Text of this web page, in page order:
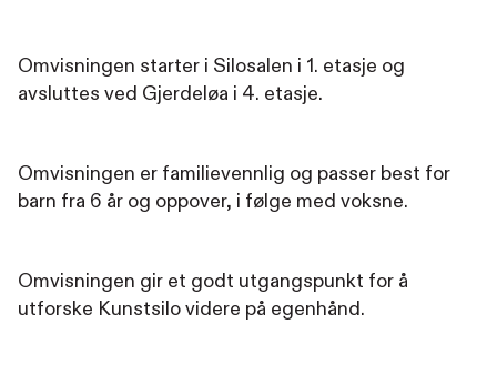
Omvisningen starter i Silosalen i 1. etasje og
avsluttes ved Gjerdeløa i 4. etasje.
Omvisningen er familievennlig og passer best for
barn fra 6 år og oppover, i følge med voksne.
Omvisningen gir et godt utgangspunkt for å
utforske Kunstsilo videre på egenhånd.